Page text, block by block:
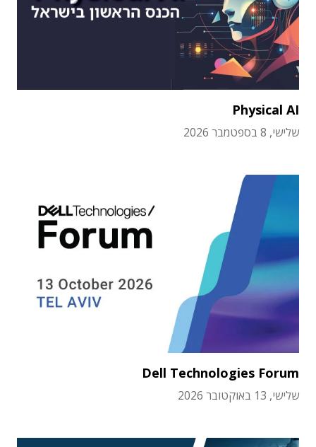
Physical AI
שלישי, 8 בספטמבר 2026
Dell Technologies Forum
שלישי, 13 באוקטובר 2026